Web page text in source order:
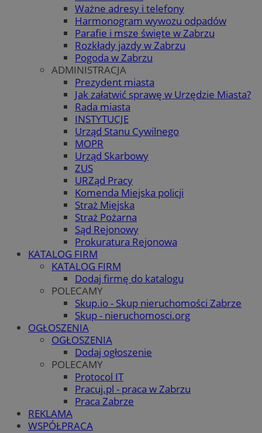
Ważne adresy i telefony
Harmonogram wywozu odpadów
Parafie i msze święte w Zabrzu
Rozkłady jazdy w Zabrzu
Pogoda w Zabrzu
ADMINISTRACJA
Prezydent miasta
Jak załatwić sprawę w Urzędzie Miasta?
Rada miasta
INSTYTUCJE
Urząd Stanu Cywilnego
MOPR
Urząd Skarbowy
ZUS
URZąd Pracy
Komenda Miejska policji
Straż Miejska
Straż Pożarna
Sąd Rejonowy
Prokuratura Rejonowa
KATALOG FIRM
KATALOG FIRM
Dodaj firmę do katalogu
POLECAMY
Skup.io - Skup nieruchomości Zabrze
Skup - nieruchomosci.org
OGŁOSZENIA
OGŁOSZENIA
Dodaj ogłoszenie
POLECAMY
Protocol IT
Pracuj.pl - praca w Zabrzu
Praca Zabrze
REKLAMA
WSPÓŁPRACA